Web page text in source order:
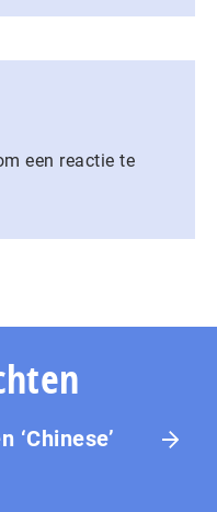
een reactie te